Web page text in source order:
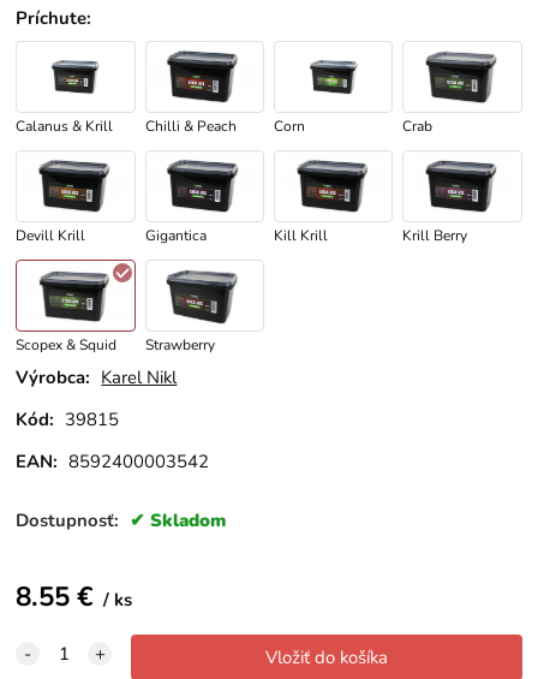
Príchute:
Calanus & Krill Chilli & Peach Corn Crab
Devill Krill Gigantica Kill Krill Krill Berry
Scopex & Squid Strawberry
Výrobca: Karel Nikl
Kód: 39815
EAN: 8592400003542
Dostupnosť: Skladom
8.55€ ks